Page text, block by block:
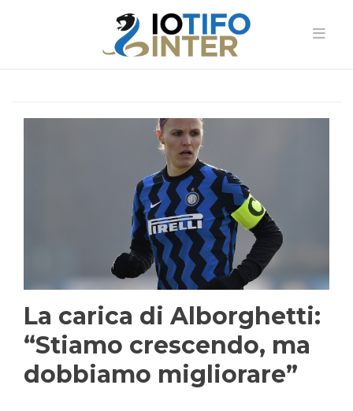
La carica di Alborghetti:
“Stiamo crescendo, ma
dobbiamo migliorare”